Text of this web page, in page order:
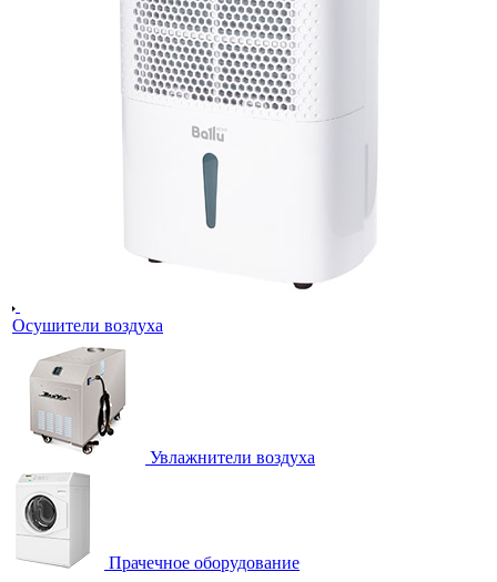
Осушители воздуха
Увлажнители воздуха
Прачечное оборудование